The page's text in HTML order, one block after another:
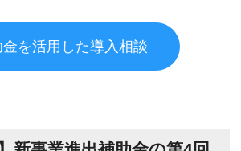
を活用した導入相談